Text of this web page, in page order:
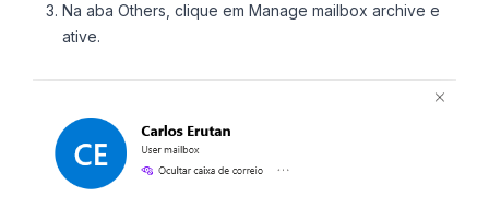
Na aba Others, clique em Manage mailbox archive e
ative.